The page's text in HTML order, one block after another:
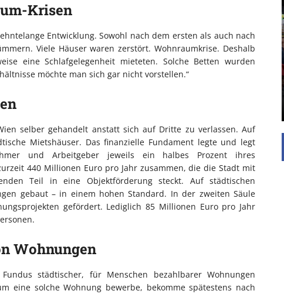
Krisen
Entwicklung. Sowohl nach dem ersten als auch nach
Viele Häuser waren zerstört. Wohnraumkrise. Deshalb
eine Schlafgelegenheit mieteten. Solche Betten wurden
möchte man sich gar nicht vorstellen.“
selber gehandelt anstatt sich auf Dritte zu verlassen. Auf
Mietshäuser. Das finanzielle Fundament legte und legt
und Arbeitgeber jeweils ein halbes Prozent ihres
440 Millionen Euro pro Jahr zusammen, die die Stadt mit
Teil in eine Objektförderung steckt. Auf städtischen
gebaut – in einem hohen Standard. In der zweiten Säule
gefördert. Lediglich 85 Millionen Euro pro Jahr
Wohnungen
städtischer, für Menschen bezahlbarer Wohnungen
eine solche Wohnung bewerbe, bekomme spätestens nach
UNTERSTÜTZEN
Die Inspiration des industriellen Chics sind die
Werkshallen des Industriezeitalters. Die Basis für
diesen Stil sind große Räume, schlicht gehalten